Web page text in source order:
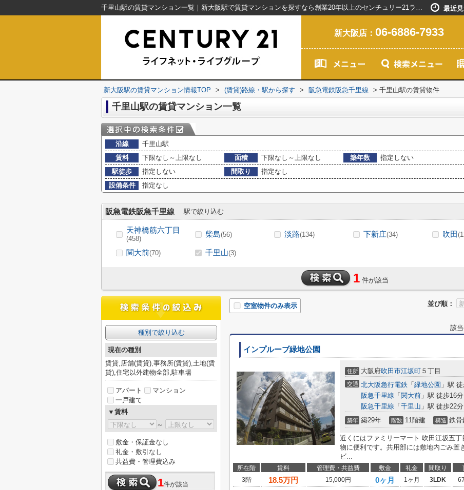
千里山駅の賃貸マンション一覧｜新大阪駅で賃貸マンションを探すなら創業20年以上のセンチュリー21ライフネット・ライブグループ 最近
新大阪店： 06-6886-7933
新大阪駅の賃貸マンション情報TOP > (賃貸)路線・駅から探す > 阪急電鉄阪急千里線 > 千里山駅の賃貸物件
千里山駅の賃貸マンション一覧
沿線
千里山駅
賃料
下限なし～上限なし 面積 下限なし～上限なし 築年数
指定しない
駅徒歩
指定しない 間取り
指定なし
設備条件
指定なし
阪急電鉄阪急千里線 駅で絞り込む
天神橋筋六丁目
(458)
柴島(56) 淡路(134) 下新庄(34) 吹田
関大前(70) 千里山(3)
1 件が該当
並び順：
空室物件のみ表示
該
インプルーブ緑地公園
住所 大阪府吹田市江坂町 ５丁目
交通 北大阪急行電鉄 「 緑地公園 」駅
阪急千里線 「 関大前 」駅 徒歩16分
阪急千里線 「 千里山 」駅 徒歩22分
築年 築29年 階数 11階建 構造 鉄骨
近くにはファミリーマート 吹田江坂五
物に便利です。共用部には敷地内ごみ置
ビ...
所在階 賃料 管理費・共益費 敷金 礼金 間取り
3階
18.5万円 15,000円 0ヶ月 1ヶ月 3LDK
種別で絞り込む
現在の種別
賃貸,店舗(賃貸),事務所(賃貸),土地(賃
貸),住宅以外建物全部,駐車場
アパート
マンション
一戸建て
▼賃料
～
敷金・保証金なし
礼金・敷引なし
共益費・管理費込み
1件が該当